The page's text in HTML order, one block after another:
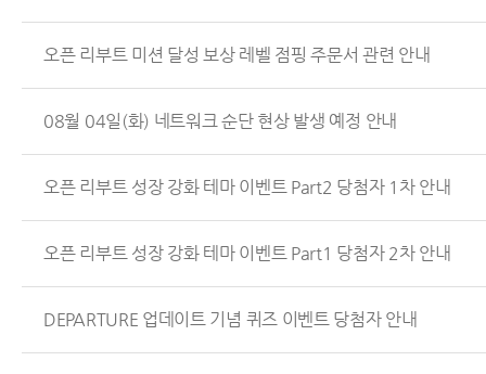
오픈 리부트 미션 달성 보상 레벨 점핑 주문서 관련 안내
08월 04일(화) 네트워크 순단 현상 발생 예정 안내
오픈 리부트 성장 강화 테마 이벤트 Part2 당첨자 1차 안내
오픈 리부트 성장 강화 테마 이벤트 Part1 당첨자 2차 안내
DEPARTURE 업데이트 기념 퀴즈 이벤트 당첨자 안내